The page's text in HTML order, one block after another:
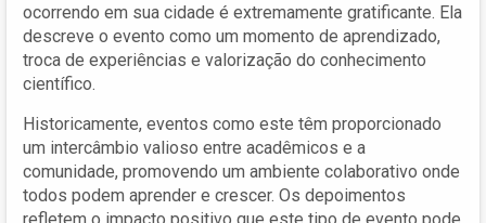
ocorrendo em sua cidade é extremamente gratificante. Ela
descreve o evento como um momento de aprendizado,
troca de experiências e valorização do conhecimento
científico.
Historicamente, eventos como este têm proporcionado
um intercâmbio valioso entre acadêmicos e a
comunidade, promovendo um ambiente colaborativo onde
todos podem aprender e crescer. Os depoimentos
refletem o impacto positivo que este tipo de evento pode